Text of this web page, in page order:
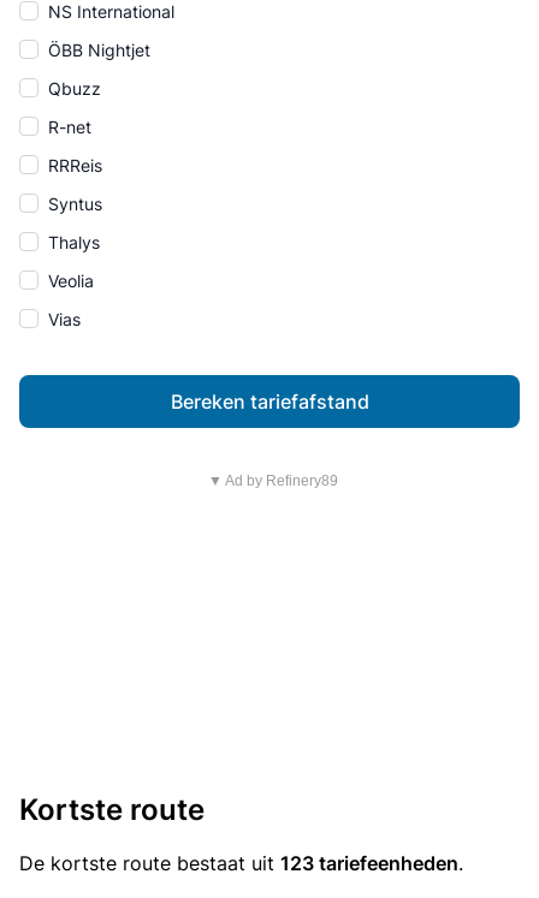
NS International
ÖBB Nightjet
Qbuzz
R-net
RRReis
Syntus
Thalys
Veolia
Vias
Bereken tariefafstand
▼ Ad by Refinery89
Kortste route
De kortste route bestaat uit 123 tariefeenheden.